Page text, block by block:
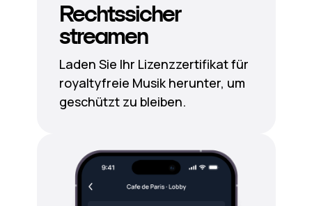
Rechtssicher
streamen
Laden Sie Ihr Lizenzzertifikat für
royaltyfreie Musik herunter, um
geschützt zu bleiben.